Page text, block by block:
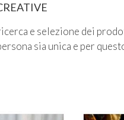
e selezione dei
sia unica e per